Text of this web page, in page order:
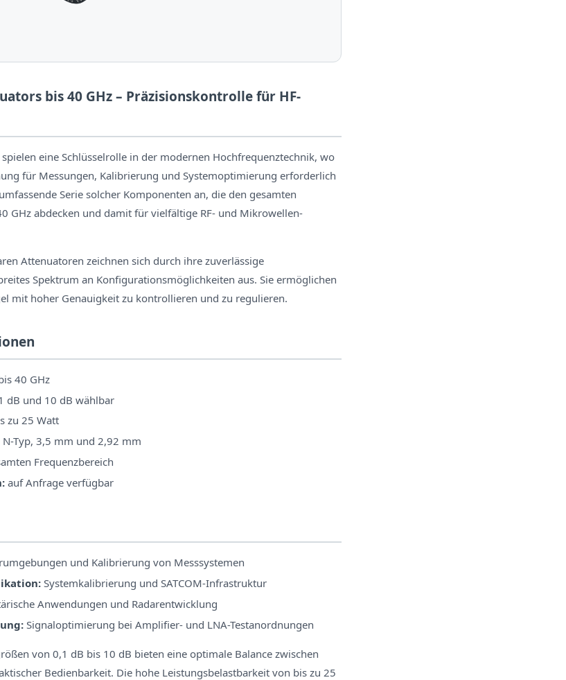
bis 40 GHz – Präzisionskontrolle für HF-
eine Schlüsselrolle in der modernen Hochfrequenztechnik, wo
für Messungen, Kalibrierung und Systemoptimierung erforderlich
Serie solcher Komponenten an, die den gesamten
GHz abdecken und damit für vielfältige RF- und Mikrowellen-
Attenuatoren zeichnen sich durch ihre zuverlässige
Spektrum an Konfigurationsmöglichkeiten aus. Sie ermöglichen
mit hoher Genauigkeit zu kontrollieren und zu regulieren.
40 GHz
dB und 10 dB wählbar
zu 25 Watt
N-Typ, 3,5 mm und 2,92 mm
Frequenzbereich
auf Anfrage verfügbar
und Kalibrierung von Messsystemen
Systemkalibrierung und SATCOM-Infrastruktur
Anwendungen und Radarentwicklung
Signaloptimierung bei Amplifier- und LNA-Testanordnungen
von 0,1 dB bis 10 dB bieten eine optimale Balance zwischen
Bedienbarkeit. Die hohe Leistungsbelastbarkeit von bis zu 25